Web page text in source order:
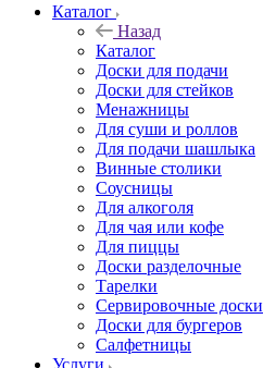
Каталог
Назад
Каталог
Доски для подачи
Доски для стейков
Менажницы
Для суши и роллов
Для подачи шашлыка
Винные столики
Соусницы
Для алкоголя
Для чая или кофе
Для пиццы
Доски разделочные
Тарелки
Сервировочные доски
Доски для бургеров
Салфетницы
Услуги